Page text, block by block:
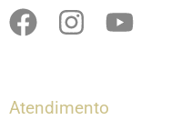
F
e
I
t
Y
Atendimento